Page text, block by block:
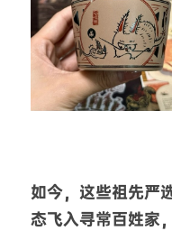
如今，这些祖先严
态飞入寻常百姓家